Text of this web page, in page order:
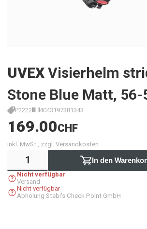
UVEX Visierhelm
Stone Blue Matt, 56-
P2222 4043197381343
169.00CHF
inkl. MwSt., zzgl. Versandkosten
In den
Nicht verfügbar
Versand
Nicht verfügbar
Abholung Stebi's Check Point GmbH